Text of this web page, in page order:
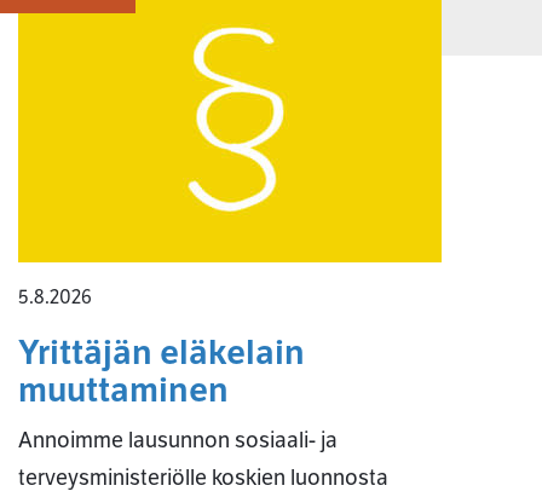
5.8.2026
Yrittäjän eläkelain
muuttaminen
Annoimme lausunnon sosiaali- ja
terveysministeriölle koskien luonnosta